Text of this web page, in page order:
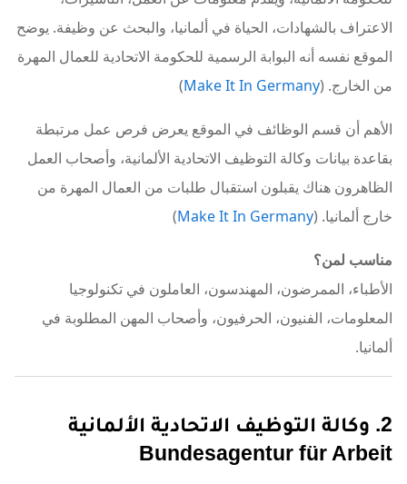
الاعتراف بالشهادات، الحياة في ألمانيا، والبحث عن وظيفة. يوضح
الموقع نفسه أنه البوابة الرسمية للحكومة الاتحادية للعمال المهرة
من الخارج. (Make It In Germany
)
الأهم أن قسم الوظائف في الموقع يعرض فرص عمل مرتبطة
بقاعدة بيانات وكالة التوظيف الاتحادية الألمانية، وأصحاب العمل
الظاهرون هناك يقبلون استقبال طلبات من العمال المهرة من
خارج ألمانيا. (Make It In Germany
)
مناسب لمن؟
الأطباء، الممرضون، المهندسون، العاملون في تكنولوجيا
المعلومات، الفنيون، الحرفيون، وأصحاب المهن المطلوبة في
ألمانيا.
2. وكالة التوظيف الاتحادية الألمانية
Bundesagentur für Arbeit